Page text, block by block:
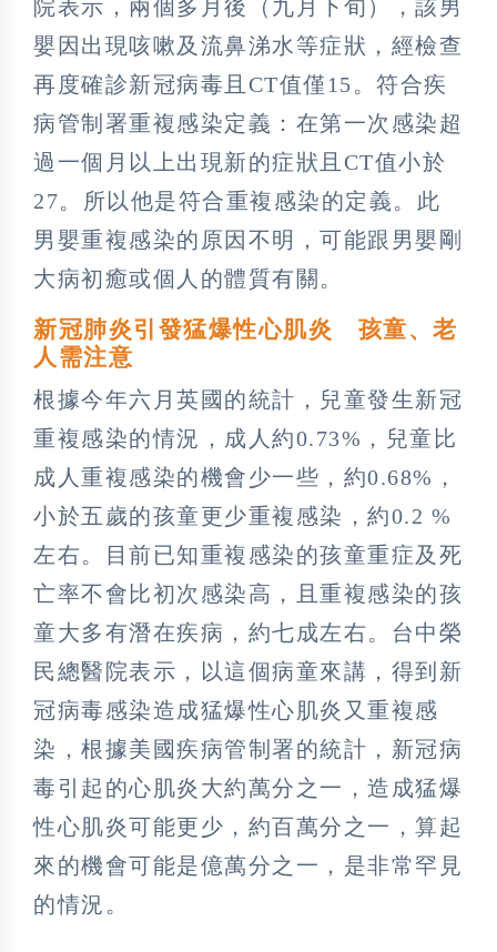
院表示，兩個多月後（九月下旬），該男
嬰因出現咳嗽及流鼻涕水等症狀，經檢查
再度確診新冠病毒且CT值僅15。符合疾
病管制署重複感染定義：在第一次感染超
過一個月以上出現新的症狀且CT值小於
27。所以他是符合重複感染的定義。此
男嬰重複感染的原因不明，可能跟男嬰剛
大病初癒或個人的體質有關。
新冠肺炎引發猛爆性心肌炎 孩童、老
人需注意
根據今年六月英國的統計，兒童發生新冠
重複感染的情況，成人約0.73%，兒童比
成人重複感染的機會少一些，約0.68%，
小於五歲的孩童更少重複感染，約0.2 %
左右。目前已知重複感染的孩童重症及死
亡率不會比初次感染高，且重複感染的孩
童大多有潛在疾病，約七成左右。台中榮
民總醫院表示，以這個病童來講，得到新
冠病毒感染造成猛爆性心肌炎又重複感
染，根據美國疾病管制署的統計，新冠病
毒引起的心肌炎大約萬分之一，造成猛爆
性心肌炎可能更少，約百萬分之一，算起
來的機會可能是億萬分之一，是非常罕見
的情況。